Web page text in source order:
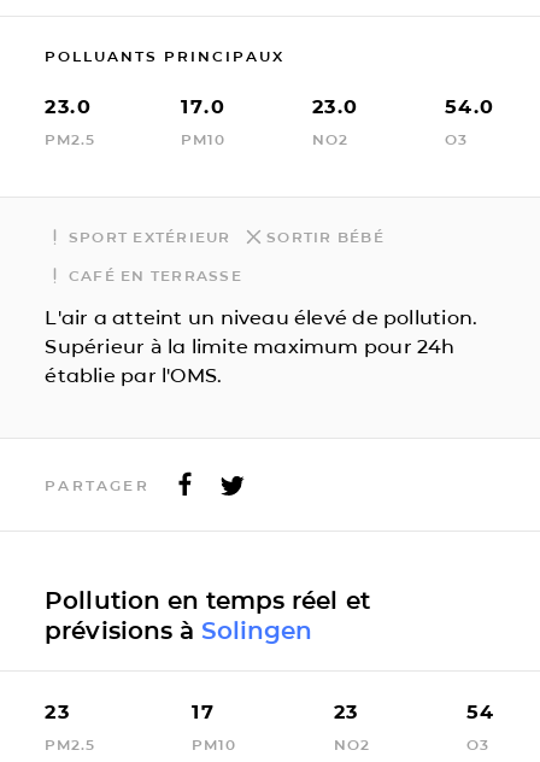
POLLUANTS PRINCIPAUX
23.0
PM2.5
17.0
PM10
23.0
NO2
54.0
O3
SPORT EXTÉRIEUR SORTIR BÉBÉ
CAFÉ EN TERRASSE
L'air a atteint un niveau élevé de pollution.
Supérieur à la limite maximum pour 24h
établie par l'OMS.
PARTAGER
Pollution en temps réel et
prévisions à Solingen
23
PM2.5
17
PM10
23
NO2
54
O3